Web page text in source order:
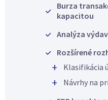
Burza
kapacitou
Analýza
Rozšírené
Klasifikácia
Návrhy na